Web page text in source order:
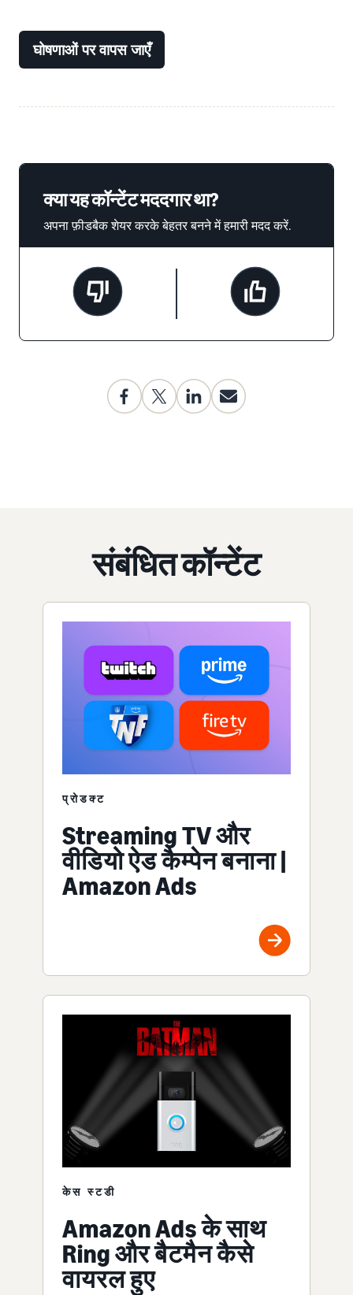
घोषणाओं पर वापस जाएँ
क्या यह कॉन्टेंट मददगार था?
अपना फ़ीडबैक शेयर करके बेहतर बनने में हमारी मदद करें.
संबंधित कॉन्टेंट
प्रोडक्ट
Streaming TV और
वीडियो ऐड कैम्पेन बनाना |
Amazon Ads
केस स्टडी
Amazon Ads के साथ
Ring और बैटमैन कैसे
वायरल हुए